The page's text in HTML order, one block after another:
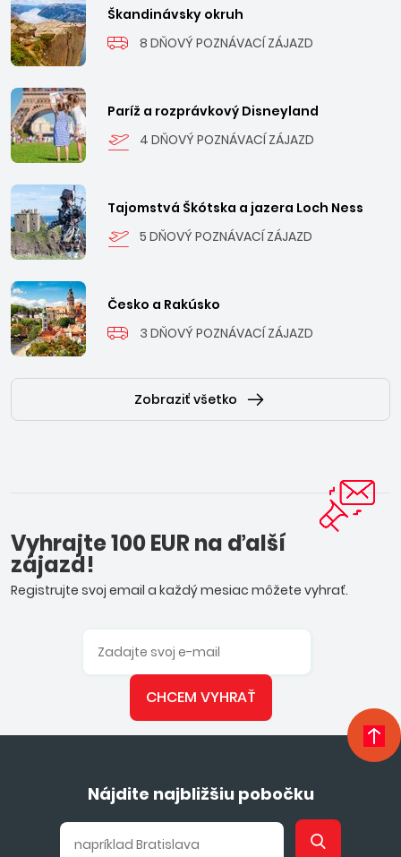
Škandinávsky okruh
8 DŇOVÝ POZNÁVACÍ ZÁJAZD
Paríž a rozprávkový Disneyland
4 DŇOVÝ POZNÁVACÍ ZÁJAZD
Tajomstvá Škótska a jazera Loch Ness
5 DŇOVÝ POZNÁVACÍ ZÁJAZD
Česko a Rakúsko
3 DŇOVÝ POZNÁVACÍ ZÁJAZD
Zobraziť všetko
Vyhrajte 100 EUR na ďalší
zájazd!
Registrujte svoj email a každý mesiac môžete vyhrať.
CHCEM VYHRAŤ
Nájdite najbližšiu pobočku